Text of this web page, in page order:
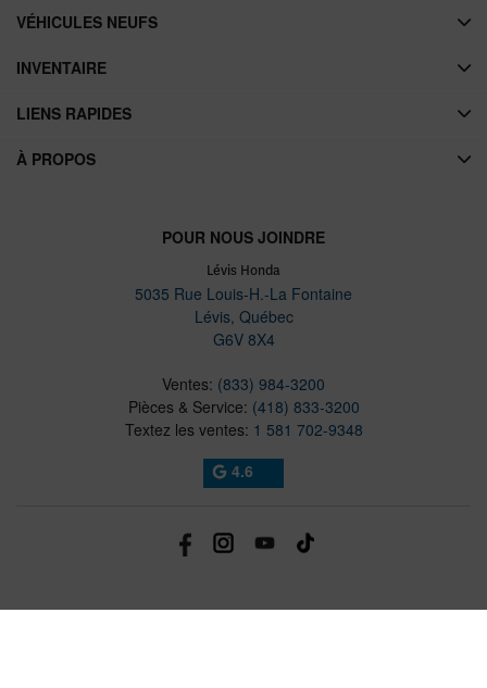
POUR NOUS JOINDRE
Lévis Honda
5035 Rue Louis-H.-La Fontaine
Lévis, Québec
G6V 8X4
Ventes: (833) 984-3200
Pièces & Service: (418) 833-3200
Textez les ventes: 1 581 702-9348
4.6
VÉHICULES NEUFS
INVENTAIRE
LIENS RAPIDES
À PROPOS